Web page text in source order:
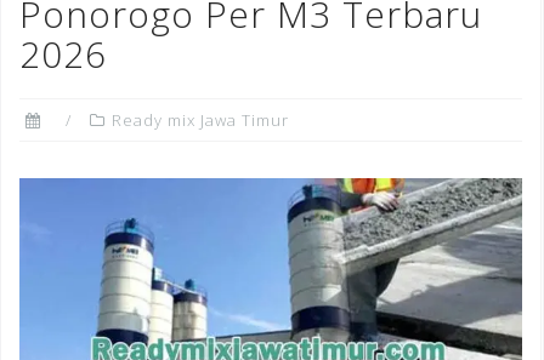
Ponorogo Per M3 Terbaru
2026
Ready mix Jawa Timur